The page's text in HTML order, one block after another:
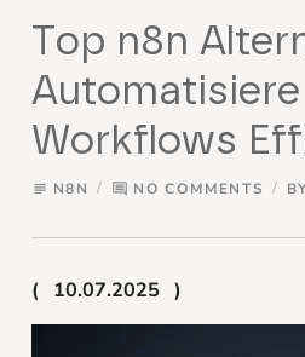
Top n8n
Automatisiere
Workflows
subject N8N comment NO COMMENTS
10.07.2025